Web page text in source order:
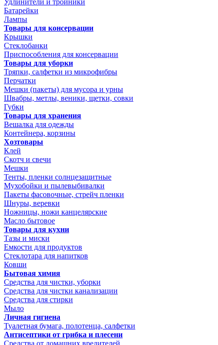
Удлинители и тройники
Батарейки
Лампы
Товары для консервации
Крышки
Стеклобанки
Приспособления для консервации
Товары для уборки
Тряпки, салфетки из микрофибры
Перчатки
Мешки (пакеты) для мусора и урны
Швабры, метлы, веники, щетки, совки
Губки
Товары для хранения
Вешалка для одежды
Контейнера, корзины
Хозтовары
Клей
Скотч и свечи
Мешки
Тенты, пленки солнцезащитные
Мухобойки и пылевыбивалки
Пакеты фасовочные, стрейч пленки
Шнуры, веревки
Ножницы, ножи канцелярские
Масло бытовое
Товары для кухни
Тазы и миски
Емкости для продуктов
Стеклотара для напитков
Ковши
Бытовая химия
Средства для чистки, уборки
Средства для чистки канализации
Средства для стирки
Мыло
Личная гигиена
Туалетная бумага, полотенца, салфетки
Антисептики от грибка и плесени
Средства от домашних вредителей